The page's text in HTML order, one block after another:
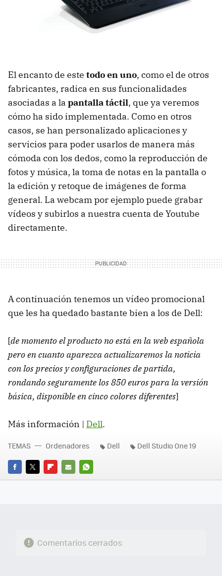
El encanto de este todo en uno, como el de otros
fabricantes, radica en sus funcionalidades
asociadas a la pantalla táctil, que ya veremos
cómo ha sido implementada. Como en otros
casos, se han personalizado aplicaciones y
servicios para poder usarlos de manera más
cómoda con los dedos, como la reproducción de
fotos y música, la toma de notas en la pantalla o
la edición y retoque de imágenes de forma
general. La webcam por ejemplo puede grabar
vídeos y subirlos a nuestra cuenta de Youtube
directamente.
A continuación tenemos un vídeo promocional
que les ha quedado bastante bien a los de Dell:
[de momento el producto no está en la web española
pero en cuanto aparezca actualizaremos la noticia
con los precios y configuraciones de partida,
rondando seguramente los 850 euros para la versión
básica, disponible en cinco colores diferentes]
Más información | Dell.
FACEBOOK
TWITTERFLIPBOARD
E-
WHATSAPP
TEMAS Ordenadores Dell Dell Studio One 19
Comentarios cerrados